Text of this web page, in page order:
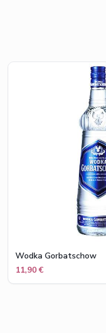
Wodka Gorbatschow
11,90 €